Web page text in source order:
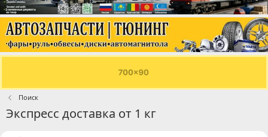
Поиск
Экспресс доставка от 1 кг